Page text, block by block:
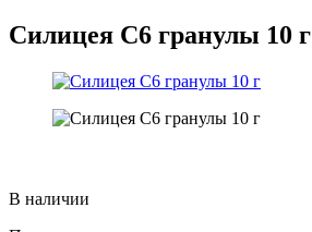
Силицея С6 гранулы 10 г
В наличии